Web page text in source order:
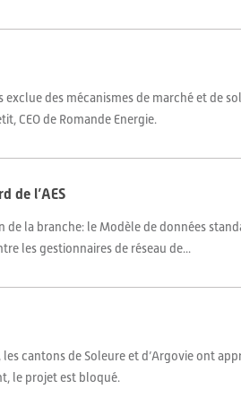
des mécanismes de marché et de
CEO de Romande Energie.
de l’AES
de la branche: le Modèle de données
les gestionnaires de réseau de...
cantons de Soleure et d’Argovie ont
le projet est bloqué.